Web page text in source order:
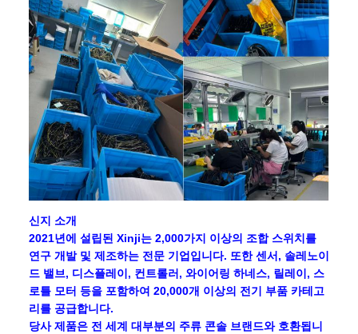
신지 소개
2021년에 설립된 Xinji는 2,000가지 이상의 조합 스위치를
연구 개발 및 제조하는 전문 기업입니다. 또한 센서, 솔레노이
드 밸브, 디스플레이, 컨트롤러, 와이어링 하네스, 릴레이, 스
로틀 모터 등을 포함하여 20,000개 이상의 전기 부품 카테고
리를 공급합니다.
당사 제품은 전 세계 대부분의 주류 콘솔 브랜드와 호환됩니